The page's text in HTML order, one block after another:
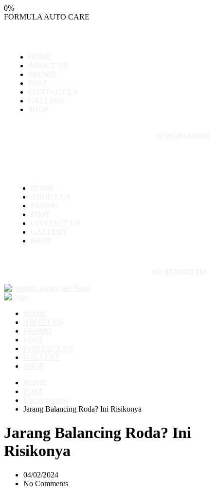
0%
FORMULA AUTO CARE
Jarang Balancing Roda? Ini Risikonya
Jarang Balancing Roda? Ini
Risikonya
04/02/2024
No Comments